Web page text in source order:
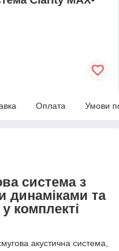
Оплата Умови
система з
та
комплекті
акустична система,